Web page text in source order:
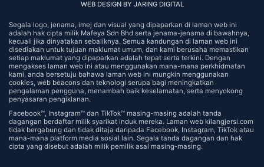
WEB DESIGN BY JARING DIGITAL
Segala logo, jenama, imej dan visual yang dipaparkan di laman web ini
adalah hak cipta milik Mafeya Sdn Bhd serta jenama-jenama di bawahnya,
kecuali jika dinyatakan sebaliknya. Semua kandungan di laman web ini
disediakan untuk tujuan maklumat umum, dan kami berusaha memastikan
setiap maklumat yang dipaparkan adalah tepat serta terkini. Dengan
mengakses laman web ini atau menggunakan mana-mana perkhidmatan
kami, anda bersetuju bahawa laman web ini mungkin menggunakan
cookies, web beacons dan teknologi serupa bagi meningkatkan
pengalaman pengguna, menambah baik keselamatan, serta menyokong
penyasaran pengiklanan.
Facebook™️, Instagram™️ dan TikTok™️ masing-masing adalah tanda
dagangan berdaftar milik syarikat induk mereka. Laman web kilangjersi.com
tidak bergabung dan tidak ditaja daripada Facebook, Instagram, TikTok atau
mana-mana platform media sosial lain. Segala tanda dagangan dan hak
cipta yang disebut adalah milik pemilik asal masing-masing.